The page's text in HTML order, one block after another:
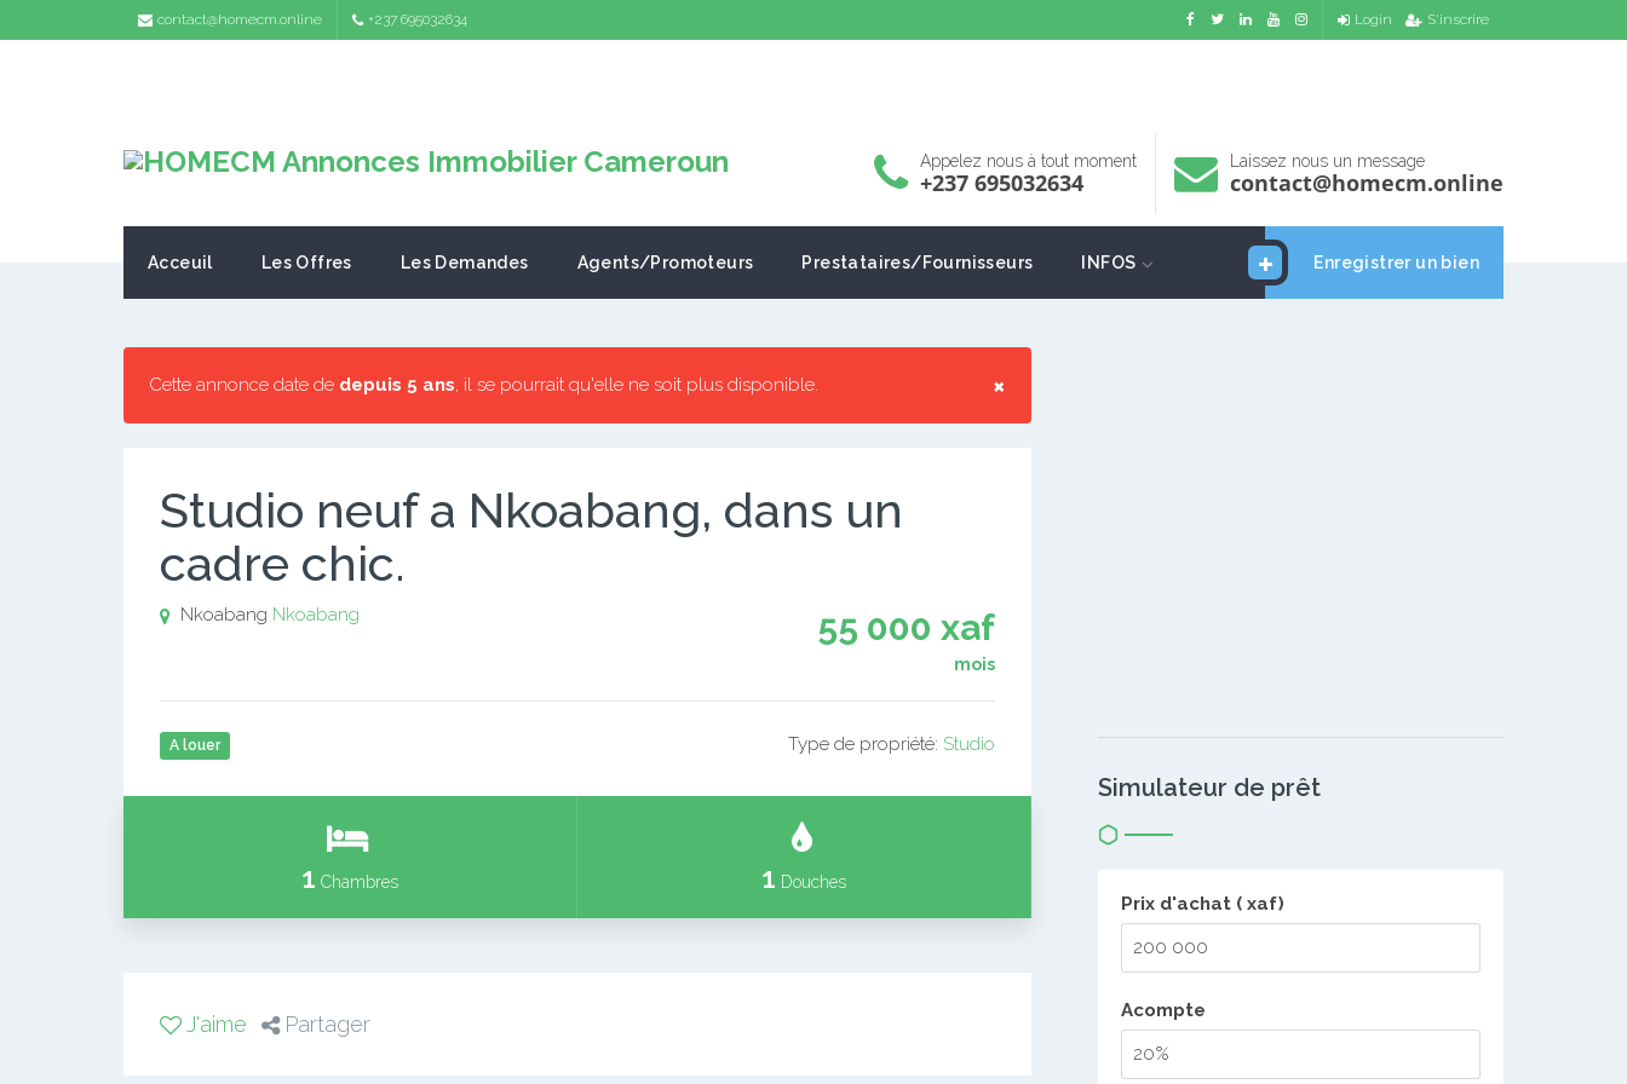
contact@homecm.online +237 695032634 Login S'inscrire
Appelez nous à tout moment
+237 695032634
Laissez nous un message
contact@homecm.online
Enregistrer un bien
Acceuil Les Offres Les Demandes Agents/Promoteurs Prestataires/Fournisseurs INFOS
×
Cette annonce date de depuis 5 ans, il se pourrait qu'elle ne soit plus disponible.
Studio neuf a Nkoabang, dans un
cadre chic.
55 000 xaf
mois
Nkoabang Nkoabang
A louer Type de propriété: Studio
1 Chambres 1 Douches
J'aime Partager
Simulateur de prêt
Prix d'achat ( xaf)
Acompte